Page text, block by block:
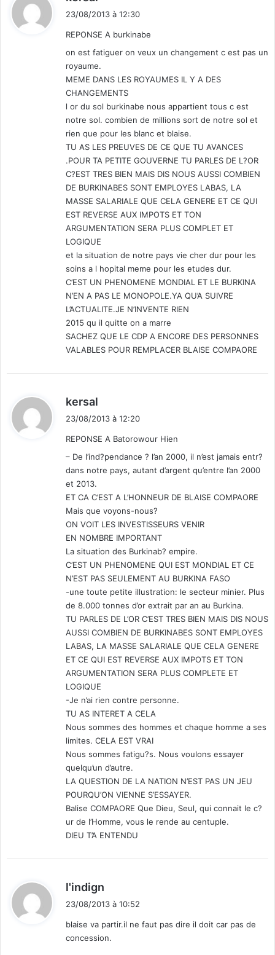
:
23/08/2013 à 12:30
REPONSE A burkinabe
on est fatiguer on veux un changement c est pas un
royaume.
MEME DANS LES ROYAUMES IL Y A DES
CHANGEMENTS
l or du sol burkinabe nous appartient tous c est
notre sol. combien de millions sort de notre sol et
rien que pour les blanc et blaise.
TU AS LES PREUVES DE CE QUE TU AVANCES
.POUR TA PETITE GOUVERNE TU PARLES DE L?OR
C?EST TRES BIEN MAIS DIS NOUS AUSSI COMBIEN
DE BURKINABES SONT EMPLOYES LABAS, LA
MASSE SALARIALE QUE CELA GENERE ET CE QUI
EST REVERSE AUX IMPOTS ET TON
ARGUMENTATION SERA PLUS COMPLET ET
LOGIQUE
et la situation de notre pays vie cher dur pour les
soins a l hopital meme pour les etudes dur.
C’EST UN PHENOMENE MONDIAL ET LE BURKINA
N’EN A PAS LE MONOPOLE.YA QU’A SUIVRE
L’ACTUALITE.JE N’INVENTE RIEN
2015 qu il quitte on a marre
SACHEZ QUE LE CDP A ENCORE DES PERSONNES
VALABLES POUR REMPLACER BLAISE COMPAORE
kersal
:
23/08/2013 à 12:20
REPONSE A Batorowour Hien
– De l’ind?pendance ? l’an 2000, il n’est jamais entr?
dans notre pays, autant d’argent qu’entre l’an 2000
et 2013.
ET CA C’EST A L’HONNEUR DE BLAISE COMPAORE
Mais que voyons-nous?
ON VOIT LES INVESTISSEURS VENIR
EN NOMBRE IMPORTANT
La situation des Burkinab? empire.
C’EST UN PHENOMENE QUI EST MONDIAL ET CE
N’EST PAS SEULEMENT AU BURKINA FASO
-une toute petite illustration: le secteur minier. Plus
de 8.000 tonnes d’or extrait par an au Burkina.
TU PARLES DE L’OR C’EST TRES BIEN MAIS DIS NOUS
AUSSI COMBIEN DE BURKINABES SONT EMPLOYES
LABAS, LA MASSE SALARIALE QUE CELA GENERE
ET CE QUI EST REVERSE AUX IMPOTS ET TON
ARGUMENTATION SERA PLUS COMPLETE ET
LOGIQUE
-Je n’ai rien contre personne.
TU AS INTERET A CELA
Nous sommes des hommes et chaque homme a ses
limites. CELA EST VRAI
Nous sommes fatigu?s. Nous voulons essayer
quelqu’un d’autre.
LA QUESTION DE LA NATION N’EST PAS UN JEU
POURQU’ON VIENNE S’ESSAYER.
Balise COMPAORE Que Dieu, Seul, qui connait le c?
ur de l’Homme, vous le rende au centuple.
DIEU T’A ENTENDU
l'indign
:
23/08/2013 à 10:52
blaise va partir.il ne faut pas dire il doit car pas de
concession.